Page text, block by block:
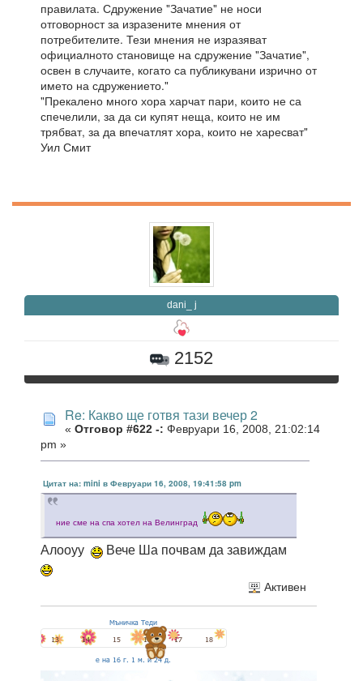
правилата. Сдружение "Зачатие" не носи
отговорност за изразените мнения от
потребителите. Тези мнения не изразяват
официалното становище на сдружение "Зачатие",
освен в случаите, когато са публикувани изрично от
името на сдружението."
"Прекалено много хора харчат пари, които не са
спечелили, за да си купят неща, които не им
трябват, за да впечатлят хора, които не харесват"
Уил Смит
dani_ j
2152
Re: Какво ще готвя тази вечер 2
« Отговор #622 -: Февруари 16, 2008, 21:02:14
pm »
Цитат на: mini в Февруари 16, 2008, 19:41:58 pm
ние сме на спа хотел на Велинград
Алооуу Вече Ша почвам да завиждам
Активен